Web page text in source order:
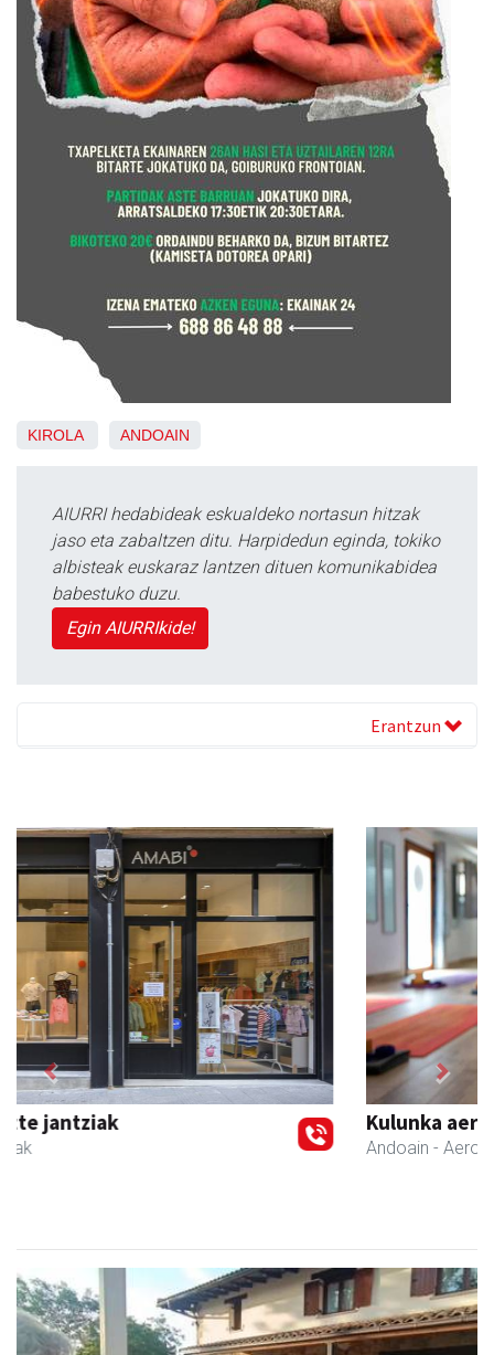
KIROLA ANDOAIN
AIURRI hedabideak eskualdeko nortasun hitzak
jaso eta zabaltzen ditu. Harpidedun eginda, tokiko
albisteak euskaraz lantzen dituen komunikabidea
babestuko duzu.
Egin AIURRIkide!
Erantzun
Kulunka aeroyoga zentroa
Andoain
Previous Next